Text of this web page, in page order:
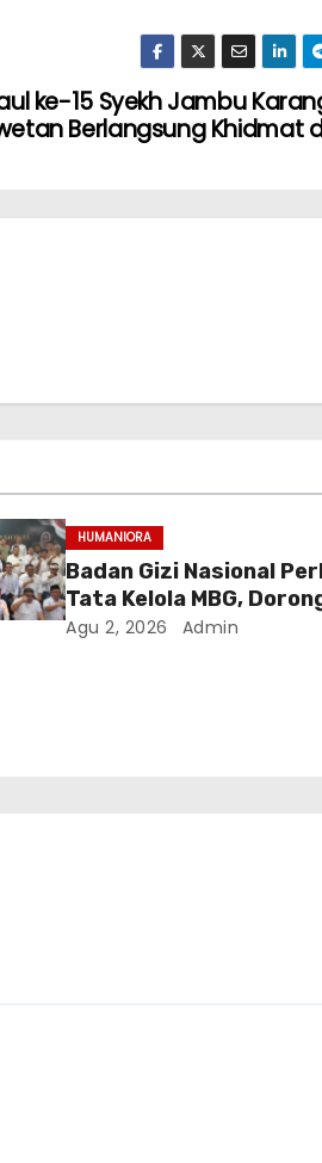
ke-15 Syekh Jambu
Berlangsung Khidmat
HUMANIORA
Badan Gizi Nasional
Tata Kelola MBG,
Pasok Pangan Berbasis
Agu 2, 2026 Admin